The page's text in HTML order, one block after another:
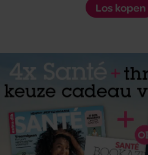
Los kopen